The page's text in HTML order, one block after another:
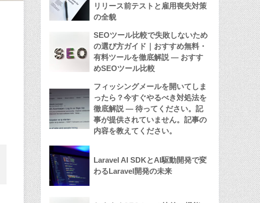
リリース前テストと雇用喪失対策
の全貌
SEOツール比較で失敗しないため
の選び方ガイド｜おすすめ無料・
有料ツールを徹底解説 — おすす
めSEOツール比較
フィッシングメールを開いてしま
ったら？今すぐやるべき対処法を
徹底解説 — 待ってください。記
事が提供されていません。記事の
内容を教えてください。
Laravel AI SDKとAI駆動開発で変
わるLaravel開発の未来